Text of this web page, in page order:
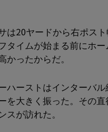
は20ヤードから右ポス
タイムが始まる前にホ
かったからだ。
ハーストはインターバ
を大きく振った。その
スが訪れた。